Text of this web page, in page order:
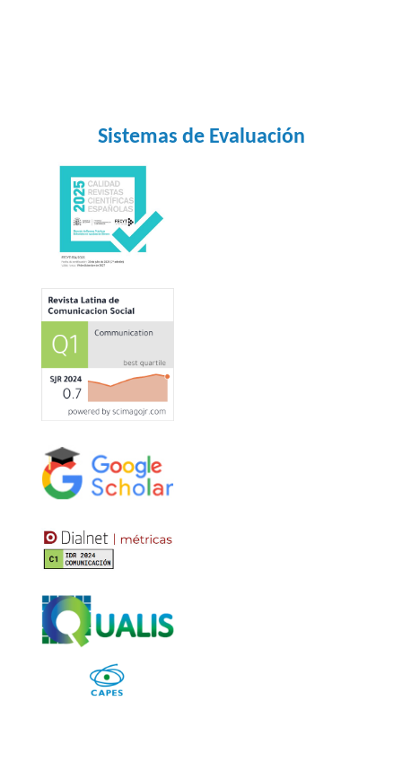
Sistemas de Evaluación